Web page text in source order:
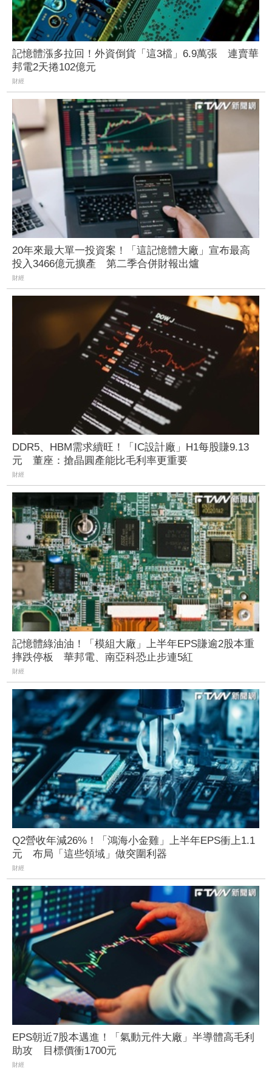
記憶體漲多拉回！外資倒貨「這3檔」6.9萬張 連賣華
邦電2天捲102億元
財經
20年來最大單一投資案！「這記憶體大廠」宣布最高
投入3466億元擴產 第二季合併財報出爐
財經
DDR5、HBM需求續旺！「IC設計廠」H1每股賺9.13
元 董座：搶晶圓產能比毛利率更重要
財經
記憶體綠油油！「模組大廠」上半年EPS賺逾2股本重
摔跌停板 華邦電、南亞科恐止步連5紅
財經
Q2營收年減26%！「鴻海小金雞」上半年EPS衝上1.1
元 布局「這些領域」做突圍利器
財經
EPS朝近7股本邁進！「氣動元件大廠」半導體高毛利
助攻 目標價衝1700元
財經